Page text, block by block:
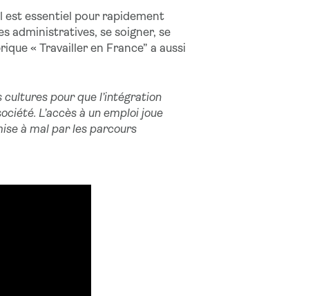
est essentiel pour rapidement
administratives, se soigner, se
« Travailler en France” a aussi
pour que l’intégration
L’accès à un emploi joue
à mal par les parcours